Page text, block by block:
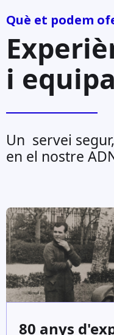
Què et podem
i
Un servei
en el nostre
80 anys